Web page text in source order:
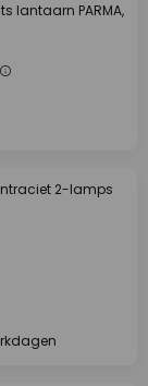
lantaarn PARMA,
2-lamps